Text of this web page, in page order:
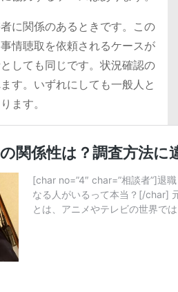
に関係のあるときです。この
情聴取を依頼されるケースが
しても同じです。状況確認の
す。いずれにしても一般人と
ます。